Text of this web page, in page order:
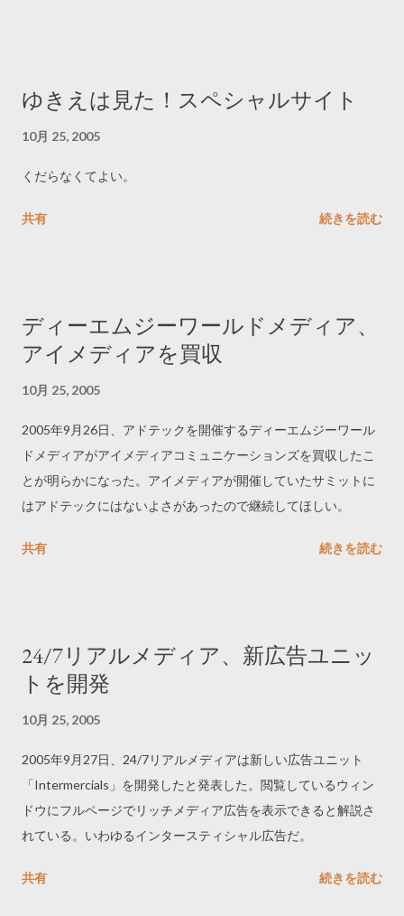
ゆきえは見た！スペシャルサイト
10月 25, 2005
くだらなくてよい。
共有 続きを読む
ディーエムジーワールドメディア、
アイメディアを買収
10月 25, 2005
2005年9月26日、アドテックを開催するディーエムジーワール
ドメディアがアイメディアコミュニケーションズを買収したこ
とが明らかになった。アイメディアが開催していたサミットに
はアドテックにはないよさがあったので継続してほしい。
共有 続きを読む
24/7リアルメディア、新広告ユニッ
トを開発
10月 25, 2005
2005年9月27日、24/7リアルメディアは新しい広告ユニット
「Intermercials」を開発したと発表した。閲覧しているウィン
ドウにフルページでリッチメディア広告を表示できると解説さ
れている。いわゆるインタースティシャル広告だ。
共有 続きを読む